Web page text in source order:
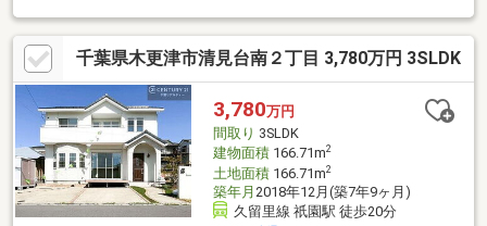
ムーズに来場予約～♪◇高台につき陽当たり通風良好！◆カース
ペース2台分ございます◎◇商業施設が充実したエリアです！◎
頭金0円全額ローン可能！◆いろいろなご希望がございました
ら、お客様のご要望をどしどしお聞かせください♪弊社の専門スタ
ッフがお答えいたします ♪『売ったり買ったり・住宅ローンのご
相談・地域の情報等・不動産に関すること』は、不動産のプロフ
ェッショナル・センチュリー21千葉リアルティーへ！
千葉県木更津市清見台南２丁目 3,780万円 3SLDK
3,780万円
間取り 3SLDK
建物面積166.71m2
土地面積166.71m2
築年月 2018年12月(築7年9ヶ月)
久留里線 祇園駅 徒歩20分